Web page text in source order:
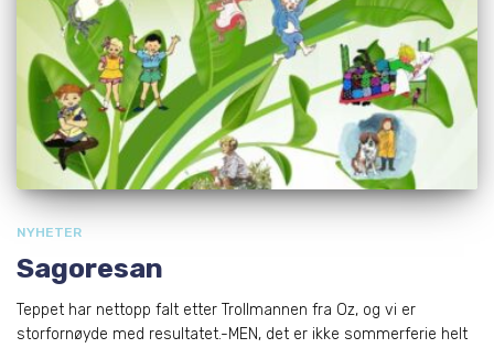
NYHETER
Sagoresan
Teppet har nettopp falt etter Trollmannen fra Oz, og vi er
storfornøyde med resultatet.-MEN, det er ikke sommerferie helt